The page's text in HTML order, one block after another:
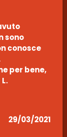
sono
conosce
per bene,
29/03/2021